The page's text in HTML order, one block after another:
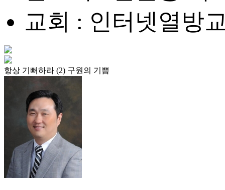
교회 : 인터넷열방
항상 기뻐하라 (2) 구원의 기쁨